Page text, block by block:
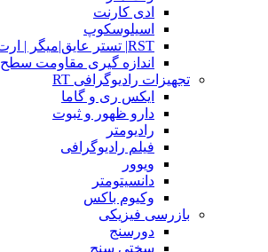
ادی کارنت
اسیلوسکوپ
RST| تستر عایق|میگر | ارت سنج
اندازه گیری مقاومت سطح
تجهیزات رادیوگرافی RT
ایکس ری و گاما
دارو ظهور و ثبوت
رادیومتر
فیلم رادیوگرافی
ویوور
دانسیتومتر
وکیوم باکس
بازرسی فیزیکی
دورسنج
سختی سنج